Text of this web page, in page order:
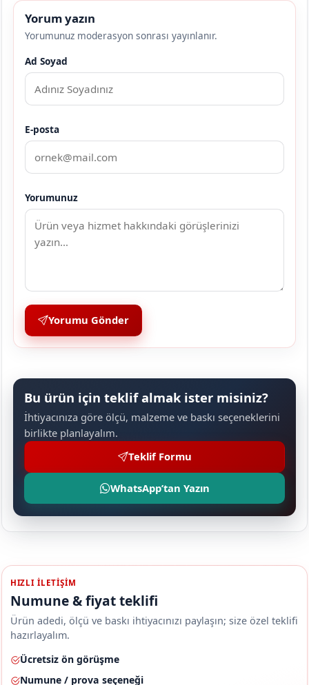
Yorum yazın
Yorumunuz moderasyon sonrası yayınlanır.
Ad Soyad
E-posta
Yorumunuz
Yorumu Gönder
Bu ürün için teklif almak ister misiniz?
İhtiyacınıza göre ölçü, malzeme ve baskı seçeneklerini
birlikte planlayalım.
Teklif Formu
WhatsApp’tan Yazın
HIZLI ILETIŞIM
Numune & fiyat teklifi
Ürün adedi, ölçü ve baskı ihtiyacınızı paylaşın; size özel teklifi
hazırlayalım.
Ücretsiz ön görüşme
Numune / prova seçeneği